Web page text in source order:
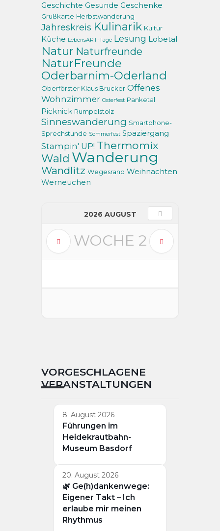
Geschichte Gesunde Geschenke
Grußkarte Herbstwanderung
Jahreskreis Kulinarik Kultur
Küche LebensART-Tage Lesung Lobetal
Natur Naturfreunde
NaturFreunde
Oderbarnim-Oderland
Oberförster Klaus Brucker Offenes
Wohnzimmer Osterfest Panketal
Picknick Rumpelstolz
Sinneswanderung Smartphone-
Sprechstunde Sommerfest Spaziergang
Stampin' UP! Thermomix
Wald Wanderung
Wandlitz Wegesrand Weihnachten
Werneuchen
2026 AUGUST
WOCHE 2
VORGESCHLAGENE
VERANSTALTUNGEN
8. August 2026
Führungen im
Heidekrautbahn-
Museum Basdorf
20. August 2026
🌿 Ge(h)dankenwege:
Eigener Takt – Ich
erlaube mir meinen
Rhythmus